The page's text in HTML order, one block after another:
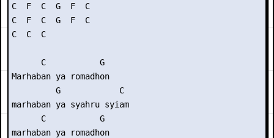
C  F  C  G  F  C
C  F  C  G  F  C
C  C  C
      C           G
Marhaban ya romadhon
         G            C
marhaban ya syahru syiam
      C           G
marhaban ya romadhon